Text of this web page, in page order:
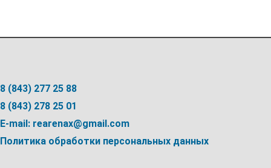
8 (843) 277 25 88
8 (843) 278 25 01
E-mail: rearenax@gmail.com
Политика обработки персональных данных